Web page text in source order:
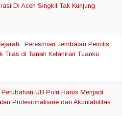
Di Aceh Singkil Tak Kunjung
: Peresmian Jembatan Perintis
Tilas di Tanah Kelahiran Tuanku
UU Polri Harus Menjadi
Profesionalisme dan Akuntabilitas